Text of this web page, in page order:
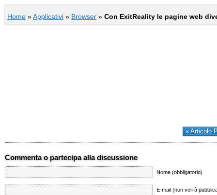
Home »Applicativi » Browser » Con ExitReality le pagine web
« Articolo
Commenta o partecipa alla discussione
Nome (obbligatorio)
E-mail (non verrà